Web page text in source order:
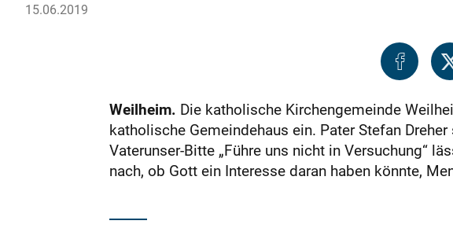
15.06.2019
Weilheim. Die katholische Kirchengemeinde
katholische Gemeindehaus ein. Pater Stefan
Vaterunser-Bitte „Führe uns nicht in Versuchung“
nach, ob Gott ein Interesse daran haben könnte,